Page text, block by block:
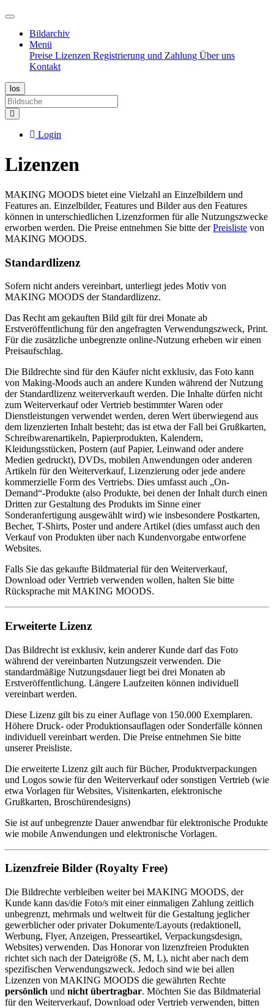
Bildarchiv
Menü
Preise Lizenzen Registrierung und Zahlung Über uns
Kontakt
Login
Lizenzen
MAKING MOODS bietet eine Vielzahl an Einzelbildern und
Features an. Einzelbilder, Features und Bilder aus den Features
können in unterschiedlichen Lizenzformen für alle Nutzungszwecke
erworben werden. Die Preise entnehmen Sie bitte derPreisliste von
MAKING MOODS.
Standardlizenz
Sofern nicht anders vereinbart, unterliegt jedes Motiv von
MAKING MOODS der Standardlizenz.
Das Recht am gekauften Bild gilt für drei Monate ab
Erstveröffentlichung für den angefragten Verwendungszweck, Print.
Für die zusätzliche unbegrenzte online-Nutzung erheben wir einen
Preisaufschlag.
Die Bildrechte sind für den Käufer nicht exklusiv, das Foto kann
von Making-Moods auch an andere Kunden während der Nutzung
der Standardlizenz weiterverkauft werden. Die Inhalte dürfen nicht
zum Weiterverkauf oder Vertrieb bestimmter Waren oder
Dienstleistungen verwendet werden, deren Wert überwiegend aus
dem lizenzierten Inhalt besteht; das ist etwa der Fall bei Grußkarten,
Schreibwarenartikeln, Papierprodukten, Kalendern,
Kleidungsstücken, Postern (auf Papier, Leinwand oder andere
Medien gedruckt), DVDs, mobilen Anwendungen oder anderen
Artikeln für den Weiterverkauf, Lizenzierung oder jede andere
kommerzielle Form des Vertriebs. Dies umfasst auch „On-
Demand“-Produkte (also Produkte, bei denen der Inhalt durch einen
Dritten zur Gestaltung des Produkts im Sinne einer
Sonderanfertigung ausgewählt wird) wie insbesondere Postkarten,
Becher, T-Shirts, Poster und andere Artikel (dies umfasst auch den
Verkauf von Produkten über nach Kundenvorgabe entworfene
Websites.
Falls Sie das gekaufte Bildmaterial für den Weiterverkauf,
Download oder Vertrieb verwenden wollen, halten Sie bitte
Rücksprache mit MAKING MOODS.
Erweiterte Lizenz
Das Bildrecht ist exklusiv, kein anderer Kunde darf das Foto
während der vereinbarten Nutzungszeit verwenden. Die
standardmäßige Nutzungsdauer liegt bei drei Monaten ab
Erstveröffentlichung. Längere Laufzeiten können individuell
vereinbart werden.
Diese Lizenz gilt bis zu einer Auflage von 150.000 Exemplaren.
Höhere Druck- oder Produktionsauflagen oder Sonderfälle können
individuell vereinbart werden. Die Preise entnehmen Sie bitte
unserer Preisliste.
Die erweiterte Lizenz gilt auch für Bücher, Produktverpackungen
und Logos sowie für den Weiterverkauf oder sonstigen Vertrieb (wie
etwa Vorlagen für Websites, Visitenkarten, elektronische
Grußkarten, Broschürendesigns)
Sie ist auf unbegrenzte Dauer anwendbar für elektronische Produkte
wie mobile Anwendungen und elektronische Vorlagen.
Lizenzfreie Bilder (Royalty Free)
Die Bildrechte verbleiben weiter bei MAKING MOODS, der
Kunde kann das/die Foto/s mit einer einmaligen Zahlung zeitlich
unbegrenzt, mehrmals und weltweit für die Gestaltung jeglicher
gewerblicher oder privater Dokumente/Layouts (redaktionell,
Werbung, Flyer, Anzeigen, Presseartikel, Verpackungsdesign,
Websites) verwenden. Das Honorar von lizenzfreien Produkten
richtet sich nach der Dateigröße (S, M, L), nicht aber nach dem
spezifischen Verwendungszweck. Jedoch sind wie bei allen
Lizenzen von MAKING MOODS die gewährten Rechte
persönlich und nicht übertragbar. Möchten Sie das Bildmaterial
für den Weiterverkauf, Download oder Vertrieb verwenden, bitten